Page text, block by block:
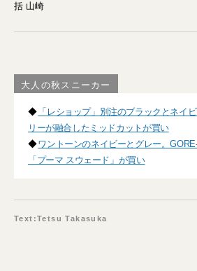
括 山崎
大人の秋スニーカー
◆ 「レショップ」別注のブラックとネイ
リーが融合したミッドカットが買い
◆ワントーンのネイビーとグレー。
「プーマ スウェード」が買い
Text:Tetsu Takasuka